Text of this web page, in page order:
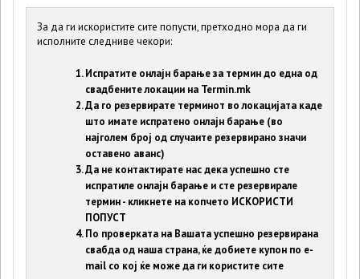
За да ги искористите сите попусти, претходно мора да ги
исполните следниве чекори:
Испратите онлајн барање за термин до една од
свадбените локации на Termin.mk
Да го резервирате терминот во локацијата каде
што имате испратено онлајн барање (во
најголем број од случаите резервирано значи
оставено аванс)
Да не контактирате нас дека успешно сте
испратиле онлајн барање и сте резервирале
термин - кликнете на копчето ИСКОРИСТИ
ПОПУСТ
По проверката на Вашата успешно резервирана
свабда од наша страна, ќе добиете купон по е-
mail со кој ќе може да ги користите сите